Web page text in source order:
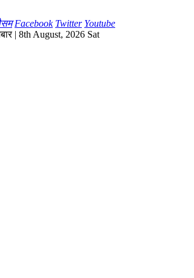
Facebook Twitter Youtube
| 8th August, 2026 Sat